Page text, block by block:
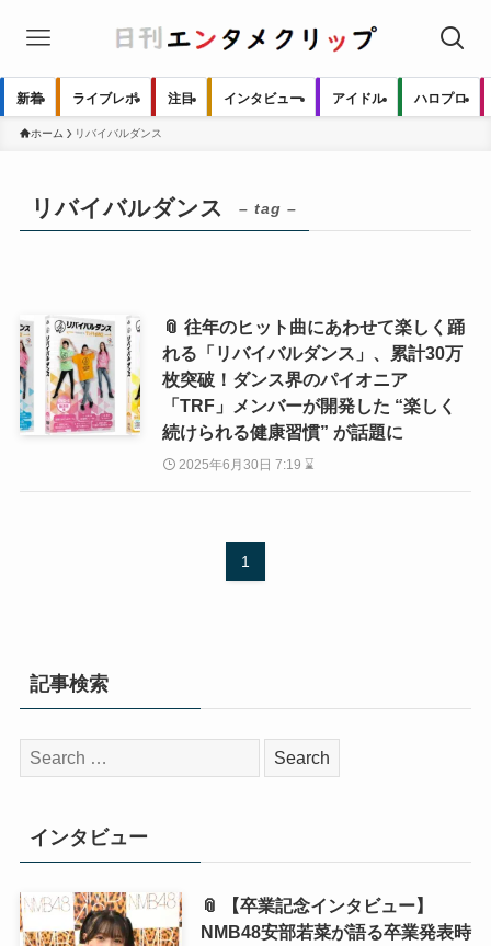
新着 ライブレポ 注目 インタビュー アイドル ハロプロ
ホーム リバイバルダンス
リバイバルダンス – tag –
📎 往年のヒット曲にあわせて楽しく踊
れる「リバイバルダンス」、累計30万
枚突破！ダンス界のパイオニア
「TRF」メンバーが開発した “楽しく
続けられる健康習慣” が話題に
2025年6月30日 7:19 ⌛
1
記事検索
検
索:
インタビュー
📎 【卒業記念インタビュー】
NMB48安部若菜が語る卒業発表時